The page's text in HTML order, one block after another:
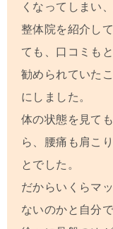
くなってしまい
整体院を紹介し
ても、口コミも
勧められていた
にしました。
体の状態を見て
ら、腰痛も肩こ
とでした。
だからいくらマ
ないのかと自分